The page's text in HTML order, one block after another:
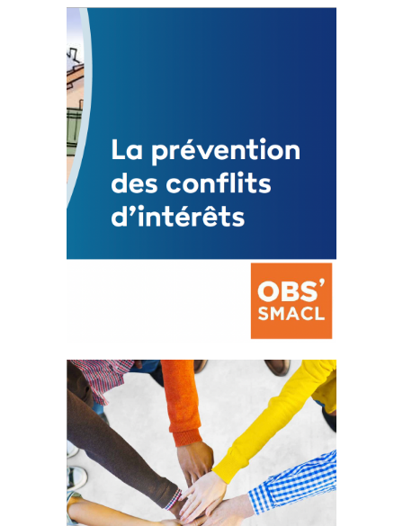
Statut de l’élu local
3 avril 2024
Mise à jour avril 2024
FEUILLETER
La prévention des conflits
d’intérêts
18 septembre 2023
FEUILLETER